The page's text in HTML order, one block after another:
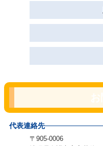
代表連絡先
〒905-0006